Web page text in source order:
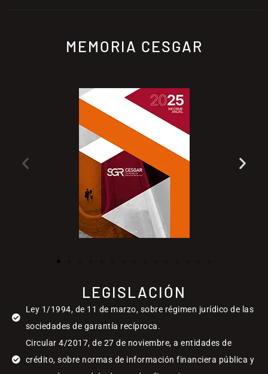
MEMORIA CESGAR
LEGISLACIÓN
Ley 1/1994, de 11 de marzo, sobre régimen jurídico de las
sociedades de garantía recíproca.
Circular 4/2017, de 27 de noviembre, a entidades de
crédito, sobre normas de información financiera pública y